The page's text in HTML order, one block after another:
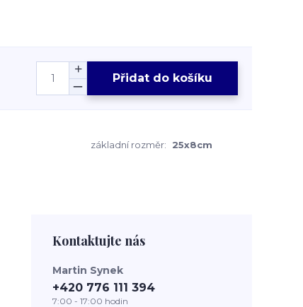
Přidat do košíku
základní rozměr:
25x8cm
Kontaktujte nás
Martin Synek
+420 776 111 394
7:00 - 17:00 hodin